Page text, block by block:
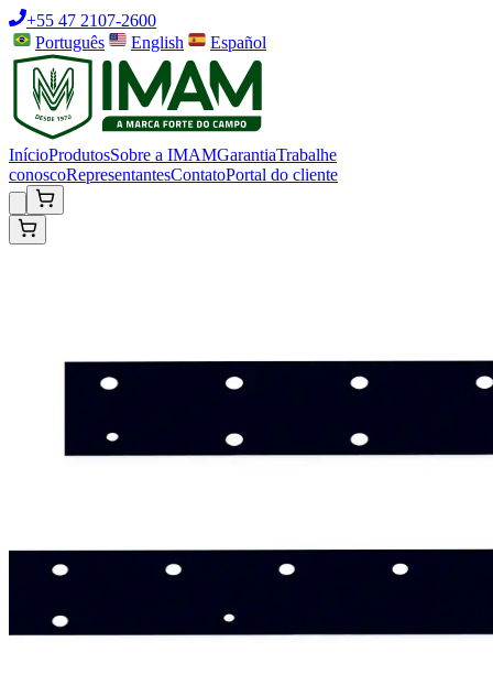
+55 47 2107-2600
Português
English Español
InícioProdutosSobre a IMAMGarantiaTrabalhe
conoscoRepresentantesContatoPortal do cliente